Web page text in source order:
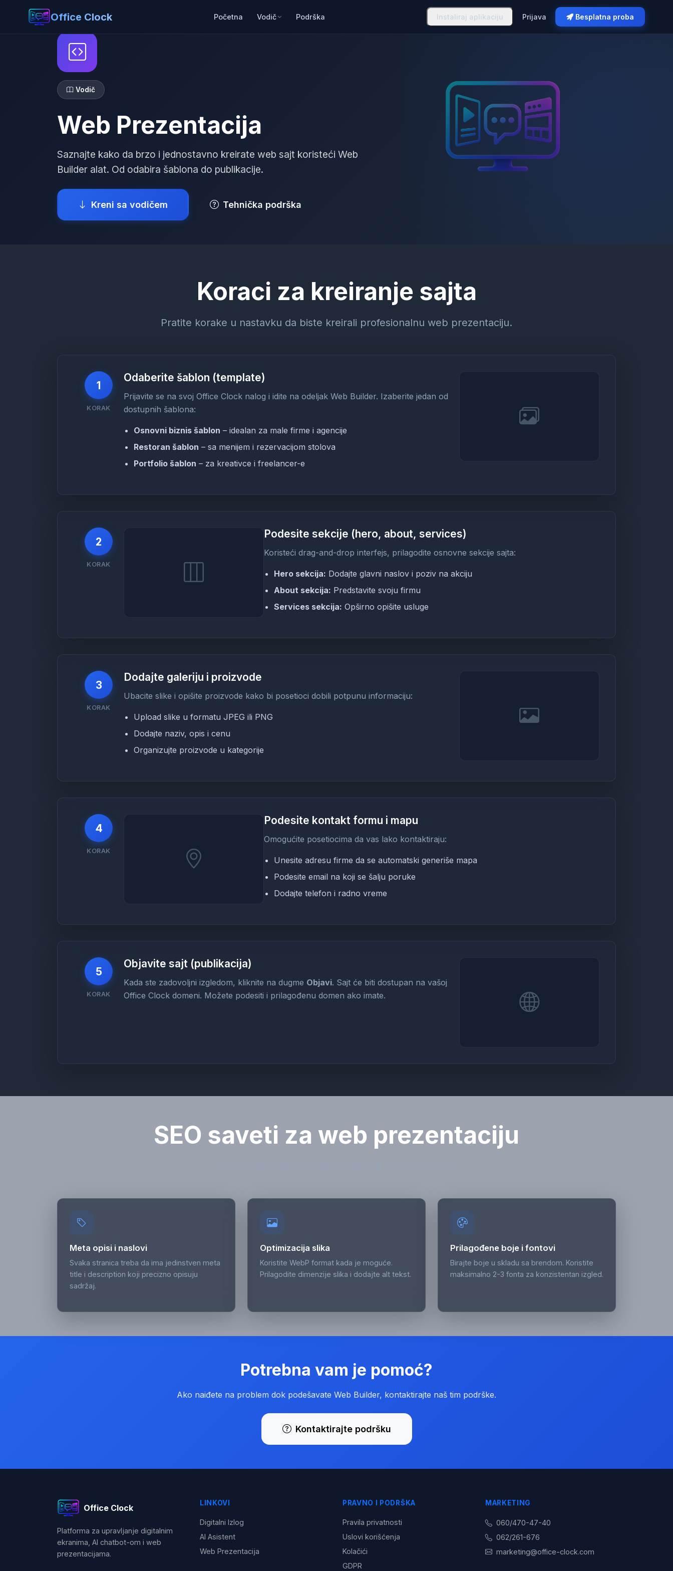
Office Clock Početna Vodič Podrška Instaliraj aplikaciju Prijava Besplatna proba
Vodič
Web Prezentacija
Saznajte kako da brzo i jednostavno kreirate web sajt koristeći Web
Builder alat. Od odabira šablona do publikacije.
Kreni sa vodičem Tehnička podrška
Koraci za kreiranje sajta
Pratite korake u nastavku da biste kreirali profesionalnu web prezentaciju.
1
KORAK
Odaberite šablon (template)
Prijavite se na svoj Office Clock nalog i idite na odeljak Web Builder. Izaberite jedan od
dostupnih šablona:
Osnovni biznis šablon – idealan za male firme i agencije
Restoran šablon – sa menijem i rezervacijom stolova
Portfolio šablon – za kreativce i freelancer-e
2
KORAK
Podesite sekcije (hero, about, services)
Koristeći drag-and-drop interfejs, prilagodite osnovne sekcije sajta:
Hero sekcija: Dodajte glavni naslov i poziv na akciju
About sekcija: Predstavite svoju firmu
Services sekcija: Opširno opišite usluge
3
KORAK
Dodajte galeriju i proizvode
Ubacite slike i opišite proizvode kako bi posetioci dobili potpunu informaciju:
Upload slike u formatu JPEG ili PNG
Dodajte naziv, opis i cenu
Organizujte proizvode u kategorije
4
KORAK
Podesite kontakt formu i mapu
Omogućite posetiocima da vas lako kontaktiraju:
Unesite adresu firme da se automatski generiše mapa
Podesite email na koji se šalju poruke
Dodajte telefon i radno vreme
5
KORAK
Objavite sajt (publikacija)
Kada ste zadovoljni izgledom, kliknite na dugme Objavi. Sajt će biti dostupan na vašoj
Office Clock domeni. Možete podesiti i prilagođenu domen ako imate.
SEO saveti za web prezentaciju
Meta opisi i naslovi
Svaka stranica treba da ima jedinstven meta
title i description koji precizno opisuju
sadržaj.
Optimizacija slika
Koristite WebP format kada je moguće.
Prilagodite dimenzije slika i dodajte alt tekst.
Prilagođene boje i fontovi
Birajte boje u skladu sa brendom. Koristite
maksimalno 2-3 fonta za konzistentan izgled.
Potrebna vam je pomoć?
Ako naiđete na problem dok podešavate Web Builder, kontaktirajte naš tim podrške.
Kontaktirajte podršku
Office Clock
Platforma za upravljanje digitalnim
ekranima, AI chatbot-om i web
prezentacijama.
LINKOVI
Digitalni Izlog
AI Asistent
Web Prezentacija
PRAVNO I PODRŠKA
Pravila privatnosti
Uslovi korišćenja
Kolačići
GDPR
MARKETING
060/470-47-40
062/261-676
marketing@office-clock.com